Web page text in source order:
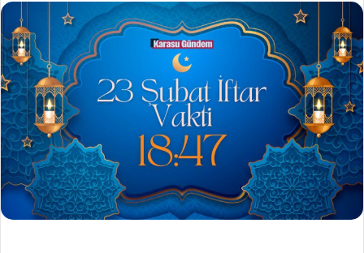
o
w
o
n
X
e
-
p
o
s
t
a
n
d
e